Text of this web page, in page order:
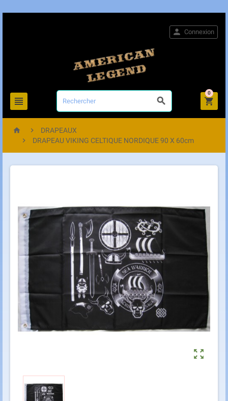
 
 Connexion

0
 
DRAPEAUX

DRAPEAU VIKING CELTIQUE NORDIQUE 90 X 60cm
